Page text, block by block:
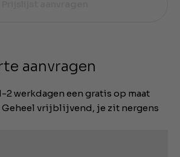
aanvragen
2 werkdagen een gratis op maat
Geheel vrijblijvend, je zit nergens